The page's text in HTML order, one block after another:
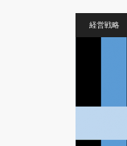
経営戦略